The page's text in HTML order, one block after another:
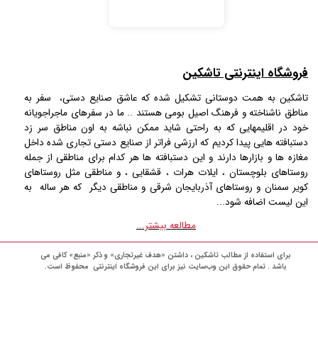
فروشگاه اینترنتی تاشکین
تاشکین به همت دوستانی تشکیل شده که عاشق صنایع دستی، سفر به
مناطق ناشناخته و فرهنگ اصیل بومی هستند .. ما در سفرهای ماجراجویانه
خود در اقلیمهایی که به راحتی شاید ممکن نباشه به اون مناطق سر زد
دستبافته هایی پیدا کردیم که ارزشی فراتر از صنایع دستی تجاری شده داخل
مغازه ها و بازارها دارند و این دستبافته ها هر کدام برای مناطقی از جمله
روستاهای بلوچستان ، ایلات هرات ، قشقایی ، و مناطقی مثل روستاهای
کویر سمنان و روستاهای آذربایجان شرقی و مناطقی دیگر که هر ساله به
این لیست اضافه شود...
برای استفاده از مطالب تاشکین ، داشتن «هدف غیرتجاری» و ذکر «منبع» کافی می
باشد . تمام حقوق اين وب‌سايت نیز برای این فروشگاه اینترنتی محفوظ است.
مطالعه بیشتر...